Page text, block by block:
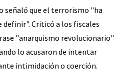
señaló que el terrorismo "ha
Criticó a los fiscales
"anarquismo revolucionario"
lo acusaron de intentar
intimidación o coerción.